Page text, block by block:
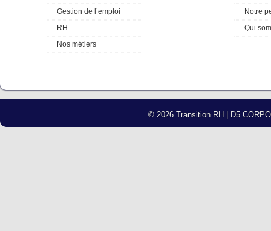
Gestion de l’emploi
RH
Nos métiers
Notre
Qui
© 2026 Transition RH | D5